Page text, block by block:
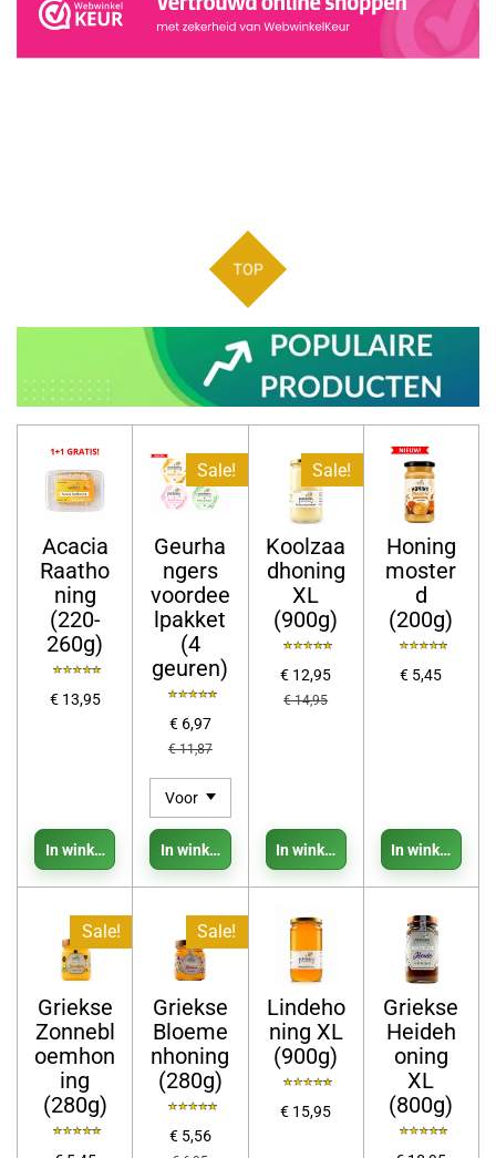
TOP
Acacia
Raatho
ning
(220-
260g)
€ 13,95
In winkelwagen
Sale!
Geurha
ngers
voordee
lpakket
(4
geuren)
€ 6,97
€ 11,87
In winkelwagen
Sale!
Koolzaa
dhoning
XL
(900g)
€ 12,95
€ 14,95
In winkelwagen
Honing
moster
d
(200g)
€ 5,45
In
Sale!
Griekse
Zonnebl
oemhon
ing
(280g)
Sale!
Griekse
Bloeme
nhoning
(280g)
€ 5,56
Lindeho
ning XL
(900g)
€ 15,95
Griekse
Heideh
oning
XL
(800g)